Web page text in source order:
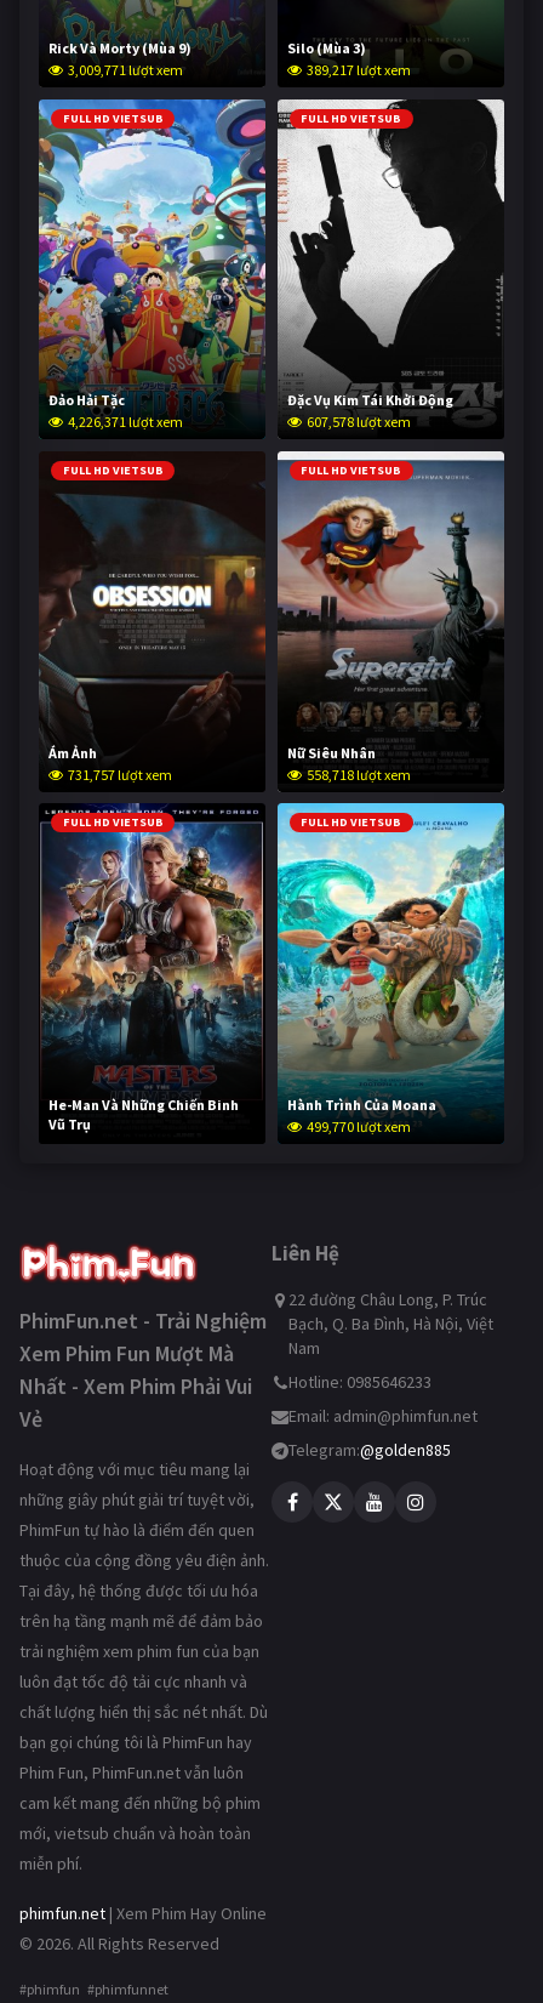
Rick Và Morty (Mùa 9)
3,009,771 lượt xem
Silo (Mùa 3)
389,217 lượt xem
FULL HD VIETSUB
Đảo Hải Tặc
4,226,371 lượt xem
FULL HD VIETSUB
Đặc Vụ Kim Tái Khởi Động
607,578 lượt xem
FULL HD VIETSUB
Ám Ảnh
731,757 lượt xem
FULL HD VIETSUB
Nữ Siêu Nhân
558,718 lượt xem
FULL HD VIETSUB
He-Man Và Những Chiến Binh
Vũ Trụ
249,200 lượt xem
FULL HD VIETSUB
Hành Trình Của Moana
499,770 lượt xem
PhimFun.net - Trải Nghiệm
Xem Phim Fun Mượt Mà
Nhất - Xem Phim Phải Vui
Vẻ
Hoạt động với mục tiêu mang lại
những giây phút giải trí tuyệt vời,
PhimFun tự hào là điểm đến quen
thuộc của cộng đồng yêu điện ảnh.
Tại đây, hệ thống được tối ưu hóa
trên hạ tầng mạnh mẽ để đảm bảo
trải nghiệm xem phim fun của bạn
luôn đạt tốc độ tải cực nhanh và
chất lượng hiển thị sắc nét nhất. Dù
bạn gọi chúng tôi là PhimFun hay
Phim Fun, PhimFun.net vẫn luôn
cam kết mang đến những bộ phim
mới, vietsub chuẩn và hoàn toàn
miễn phí.
phimfun.net | Xem Phim Hay Online
© 2026. All Rights Reserved
#phimfun #phimfunnet
Liên Hệ
22 đường Châu Long, P. Trúc
Bạch, Q. Ba Đình, Hà Nội, Việt
Nam
Hotline: 0985646233
Email: admin@phimfun.net
Telegram:@golden885